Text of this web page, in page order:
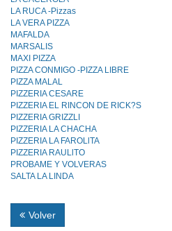
LA RUCA -Pizzas
LA VERA PIZZA
MAFALDA
MARSALIS
MAXI PIZZA
PIZZA CONMIGO -PIZZA LIBRE
PIZZA MALAL
PIZZERIA CESARE
PIZZERIA EL RINCON DE RICK?S
PIZZERIA GRIZZLI
PIZZERIA LA CHACHA
PIZZERIA LA FAROLlTA
PIZZERIA RAULlTO
PROBAME Y VOLVERAS
SALTA LA LINDA
Volver